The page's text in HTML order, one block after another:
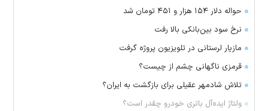
حواله دلار ۱۵۴ هزار و ۴۵۱ تومان شد
نرخ سود بین‌بانکی بالا رفت
مازیار لرستانی در تلویزیون پروژه گرفت
قرمزی ناگهانی چشم از چیست؟
تلاش شادمهر عقیلی برای بازگشت به ایران؟
ولتاژ ایده‌آل باتری خودرو چقدر است؟